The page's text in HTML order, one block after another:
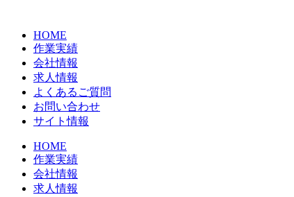
HOME
作業実績
会社情報
求人情報
よくあるご質問
お問い合わせ
サイト情報
HOME
作業実績
会社情報
求人情報